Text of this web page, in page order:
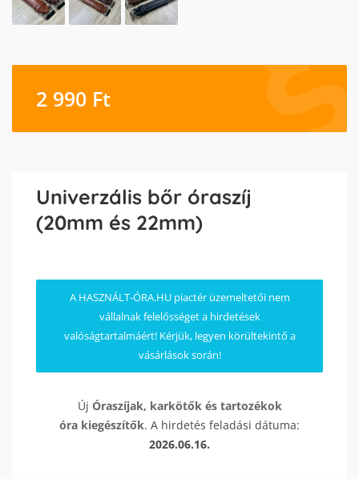
2 990 Ft
Univerzális bőr óraszíj
(20mm és 22mm)
A HASZNÁLT-ÓRA.HU piactér üzemeltetői nem
vállalnak felelősséget a hirdetések
valóságtartalmáért! Kérjük, legyen körültekintő a
vásárlások során!
Új Óraszíjak, karkötők és tartozékok
óra kiegészítők. A hirdetés feladási dátuma:
2026.06.16.